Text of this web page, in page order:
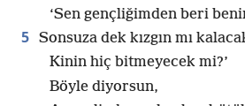
‘Sen gençliğimden beri
5 Sonsuza dek kızgın mı
Kinin hiç bitmeyecek mi?’
Böyle diyorsun,